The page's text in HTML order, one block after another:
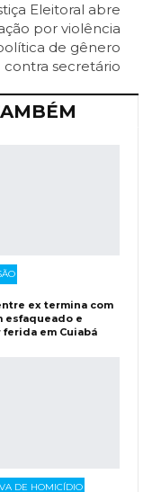
Telegram
O email
Eleitoral abre
por violência
de gênero
contra secretário
ex termina com
esfaqueado e
ferida em Cuiabá
DE HOMICÍDIO